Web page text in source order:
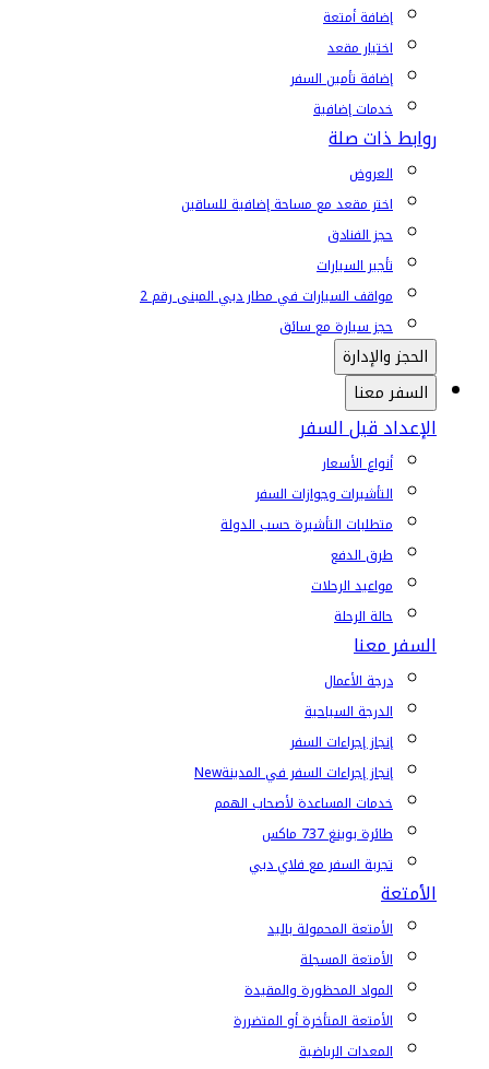
إضافة أمتعة
اختيار مقعد
إضافة تأمين السفر
خدمات إضافية
روابط ذات صلة
العروض
اختر مقعد مع مساحة إضافية للساقين
حجز الفنادق
تأجير السيارات
مواقف السيارات في مطار دبي المبنى رقم 2
حجز سيارة مع سائق
الحجز والإدارة
السفر معنا
الإعداد قبل السفر
أنواع الأسعار
التأشيرات وجوازات السفر
متطلبات التأشيرة حسب الدولة
طرق الدفع
مواعيد الرحلات
حالة الرحلة
السفر معنا
درجة الأعمال
الدرجة السياحية
إنجاز إجراءات السفر
إنجاز إجراءات السفر في المدينةNew
خدمات المساعدة لأصحاب الهمم
طائرة بوينغ 737 ماكس
تجربة السفر مع فلاي دبي
الأمتعة
الأمتعة المحمولة باليد
الأمتعة المسجلة
المواد المحظورة والمقيدة
الأمتعة المتأخرة أو المتضررة
المعدات الرياضية